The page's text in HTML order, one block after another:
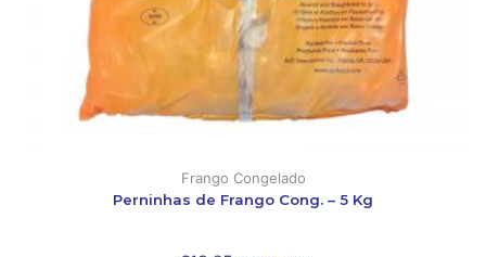
Frango Congelado
Perninhas de Frango Cong. – 5 Kg